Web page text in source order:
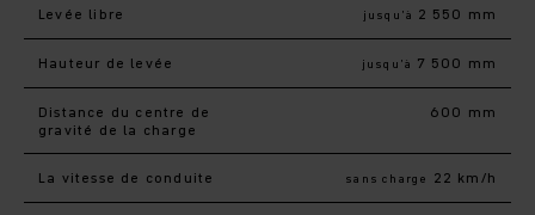
Levée libre jusqu’à 2 550 mm
Hauteur de levée jusqu’à 7 500 mm
Distance du centre de
gravité de la charge
600 mm
La vitesse de conduite sans charge 22 km/h